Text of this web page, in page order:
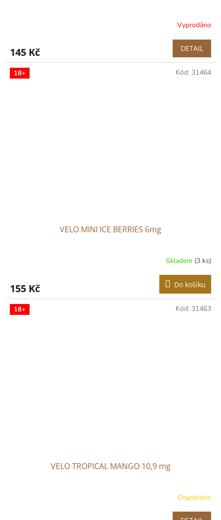
Vyprodáno
145 Kč DETAIL
18+
VELO MINI ICE BERRIES 6mg
Skladem (3 ks)
155 Kč Do košíku
Kód: 31464
18+
VELO TROPICAL MANGO 10,9 mg
Objednáno
Kód: 31463